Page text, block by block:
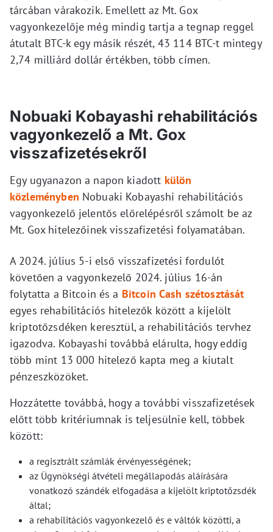
tárcában várakozik. Emellett az Mt. Gox
vagyonkezelője még mindig tartja a tegnap reggel
átutalt BTC-k egy másik részét, 43 114 BTC-t mintegy
2,74 milliárd dollár értékben, több címen.
Nobuaki Kobayashi rehabilitációs
vagyonkezelő a Mt. Gox
visszafizetésekről
Egy ugyanazon a napon kiadott külön
közleményben Nobuaki Kobayashi rehabilitációs
vagyonkezelő jelentős előrelépésről számolt be az
Mt. Gox hitelezőinek visszafizetési folyamatában.
A 2024. július 5-i első visszafizetési fordulót
követően a vagyonkezelő 2024. július 16-án
folytatta a Bitcoin és a Bitcoin Cash szétosztását
egyes rehabilitációs hitelezők között a kijelölt
kriptotőzsdéken keresztül, a rehabilitációs tervhez
igazodva. Kobayashi továbbá elárulta, hogy eddig
több mint 13 000 hitelező kapta meg a kiutalt
pénzeszközöket.
Hozzátette továbbá, hogy a további visszafizetések
előtt több kritériumnak is teljesülnie kell, többek
között:
a regisztrált számlák érvényességének;
az Ügynökségi átvételi megállapodás aláírására
vonatkozó szándék elfogadása a kijelölt kriptotőzsdék
által;
a rehabilitációs vagyonkezelő és e váltók közötti, a